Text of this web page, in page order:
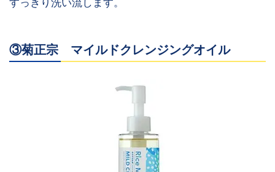
すっきり洗い流します。
③菊正宗 マイルドクレンジングオイル